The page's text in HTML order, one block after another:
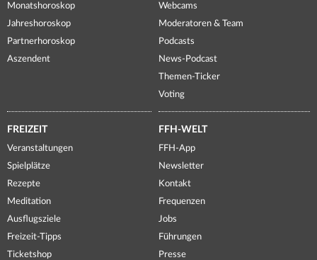
Monatshoroskop
Jahreshoroskop
Partnerhoroskop
Aszendent
Webcams
Moderatoren & Team
Podcasts
News-Podcast
Themen-Ticker
Voting
FREIZEIT
Veranstaltungen
Spielplätze
Rezepte
Meditation
Ausflugsziele
Freizeit-Tipps
Ticketshop
FFH-WELT
FFH-App
Newsletter
Kontakt
Frequenzen
Jobs
Führungen
Presse